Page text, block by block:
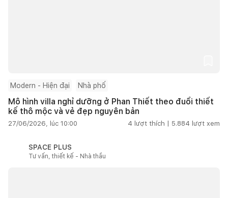
Modern - Hiện đại Nhà phố
Mô hình villa nghỉ dưỡng ở Phan Thiết theo đuổi thiết
kế thô mộc và vẻ đẹp nguyên bản
27/06/2026, lúc 10:00 4 lượt thích | 5.884 lượt xem
SPACE PLUS
Tư vấn, thiết kế - Nhà thầu